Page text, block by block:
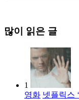
많이 읽은 글
1
영화 넷플릭스